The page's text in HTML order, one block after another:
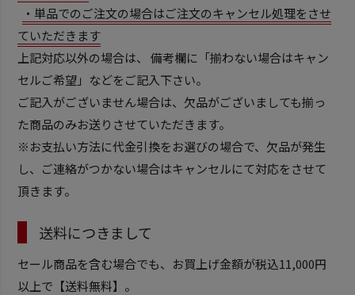
・単品でのご注文の場合はご注文のキャンセル処理をさせ
ていただきます
上記対応以外の場合は、 備考欄に「揃わない場合はキャン
セルご希望」などをご記入下さい。
ご記入がございません場合は、欠品がございましても揃っ
た商品のみお送りさせていただきます。
※お支払い方法に代金引換をお選びの場合で、欠品が発生
し、ご連絡がつかない場合はキャンセルにて対応をさせて
頂きます。
送料につきまして
セール商品を含む場合でも、お買上げ金額が税込11,000円
以上で【送料無料】。